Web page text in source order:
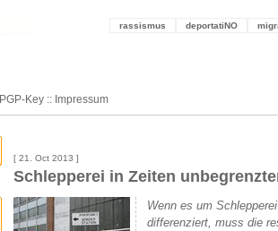
rassismus deportatiNO
PGP-Key :: Impressum
[ 21. Oct 2013 ]
Schlepperei in Zeiten
Wenn es um
differenziert, muss die